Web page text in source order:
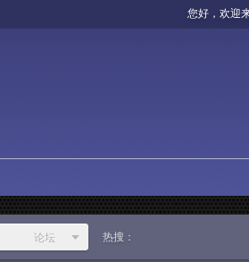
您好，欢迎
论坛 热搜：